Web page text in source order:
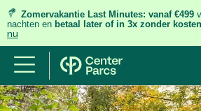
Zomervakantie Last Minutes: vanaf €499
nachten en betaal later of in 3x zonder kosten
nu